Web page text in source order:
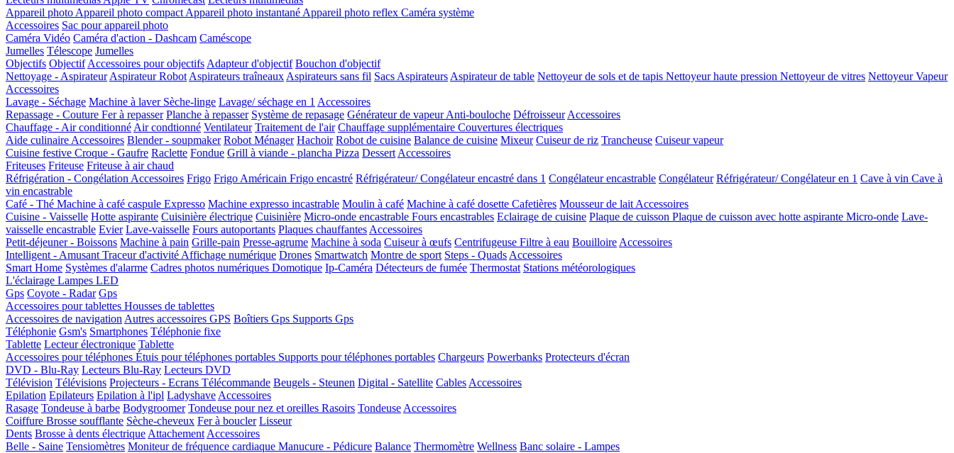
Appareil photo Appareil photo compact Appareil photo instantané Appareil photo reflex Caméra système
Accessoires Sac pour appareil photo
Caméra Vidéo Caméra d'action - Dashcam Caméscope
Jumelles Télescope Jumelles
Objectifs Objectif Accessoires pour objectifs Adapteur d'objectif Bouchon d'objectif
Nettoyage - Aspirateur Aspirateur Robot Aspirateurs traîneaux Aspirateurs sans fil Sacs Aspirateurs Aspirateur de table Nettoyeur de sols et de tapis Nettoyeur haute pression Nettoyeur de vitres Nettoyeur Vapeur
Accessoires
Lavage - Séchage Machine à laver Sèche-linge Lavage/ séchage en 1 Accessoires
Repassage - Couture Fer à repasser Planche à repasser Système de repasage Générateur de vapeurAnti-bouloche Défroisseur Accessoires
Chauffage - Air conditionné Air condtionné Ventilateur Traitement de l'air Chauffage supplémentaire Couvertures électriques
Aide culinaire Accessoires Blender - soupmaker Robot Ménager Hachoir Robot de cuisine Balance de cuisine Mixeur Cuiseur de riz Trancheuse Cuiseur vapeur
Cuisine festive Croque - Gaufre Raclette Fondue Grill à viande - plancha Pizza Dessert Accessoires
Friteuses Friteuse Friteuse à air chaud
Réfrigération - Congélation Accessoires Frigo Frigo Américain Frigo encastré Réfrigérateur/ Congélateur encastré dans 1 Congélateur encastrable Congélateur Réfrigérateur/ Congélateur en 1 Cave à vin Cave à
vin encastrable
Café - Thé Machine à café caspule Expresso Machine expresso incastrable Moulin à café Machine à café dosette Cafetières Mousseur de lait Accessoires
Cuisine - Vaisselle Hotte aspirante Cuisinière électrique Cuisinière Micro-onde encastrable Fours encastrables Eclairage de cuisine Plaque de cuisson Plaque de cuisson avec hotte aspirante Micro-onde Lave-
vaisselle encastrable Evier Lave-vaisselle Fours autoportants Plaques chauffantes Accessoires
Petit-déjeuner - Boissons Machine à pain Grille-pain Presse-agrume Machine à soda Cuiseur à œufs Centrifugeuse Filtre à eau Bouilloire Accessoires
Intelligent - Amusant Traceur d'activité Affichage numérique Drones Smartwatch Montre de sport Steps - Quads Accessoires
Smart Home Systèmes d'alarme Cadres photos numériques Domotique Ip-Caméra Détecteurs de fumée Thermostat Stations météorologiques
L'éclairage Lampes LED
Gps Coyote - Radar Gps
Accessoires pour tablettes Housses de tablettes
Accessoires de navigation Autres accessoires GPS Boîtiers Gps Supports Gps
Téléphonie Gsm's Smartphones Téléphonie fixe
Tablette Lecteur électronique Tablette
Accessoires pour téléphones Étuis pour téléphones portables Supports pour téléphones portables Chargeurs Powerbanks Protecteurs d'écran
DVD - Blu-Ray Lecteurs Blu-Ray Lecteurs DVD
Télévision Télévisions Projecteurs - Ecrans Télécommande Beugels - Steunen Digital - Satellite Cables Accessoires
Epilation Epilateurs Epilation à l'ipl Ladyshave Accessoires
Rasage Tondeuse à barbe Bodygroomer Tondeuse pour nez et oreilles Rasoirs Tondeuse Accessoires
Coiffure Brosse soufflante Sèche-cheveux Fer à boucler Lisseur
Dents Brosse à dents électrique Attachement Accessoires
Belle - Saine Tensiomètres Moniteur de fréquence cardiaque Manucure - Pédicure Balance Thermomètre Wellness Banc solaire - Lampes